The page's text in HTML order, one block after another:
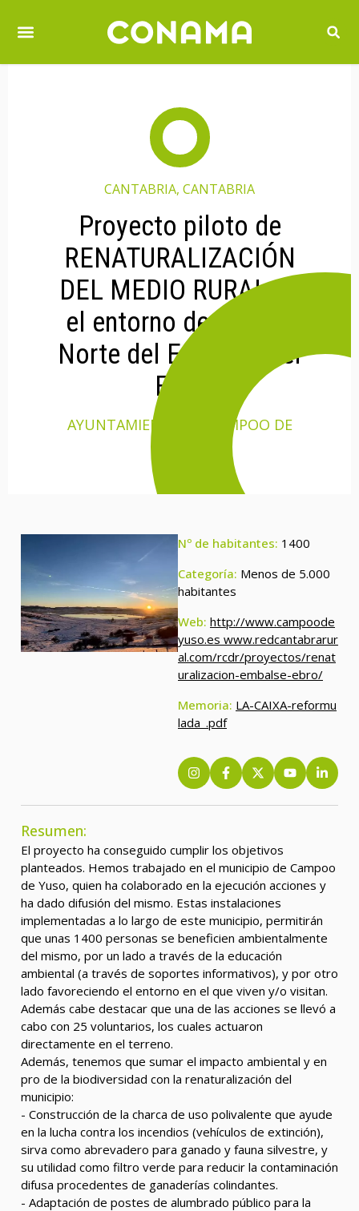
CANTABRIA, CANTABRIA
Proyecto piloto de
RENATURALIZACIÓN
DEL MEDIO RURAL en
el entorno de la zona
Norte del Embalse del
Ebro
AYUNTAMIENTO DE CAMPOO DE
Nº de habitantes: 1400
Categoría: Menos de 5.000
habitantes
Web: http://www.campoode
yuso.es www.redcantabrarur
al.com/rcdr/proyectos/renat
uralizacion-embalse-ebro/
Memoria: LA-CAIXA-reformu
lada_.pdf
Resumen:
El proyecto ha conseguido cumplir los objetivos
planteados. Hemos trabajado en el municipio de Campoo
de Yuso, quien ha colaborado en la ejecución acciones y
ha dado difusión del mismo. Estas instalaciones
implementadas a lo largo de este municipio, permitirán
que unas 1400 personas se beneficien ambientalmente
del mismo, por un lado a través de la educación
ambiental (a través de soportes informativos), y por otro
lado favoreciendo el entorno en el que viven y/o visitan.
Además cabe destacar que una de las acciones se llevó a
cabo con 25 voluntarios, los cuales actuaron
directamente en el terreno.
Además, tenemos que sumar el impacto ambiental y en
pro de la biodiversidad con la renaturalización del
municipio:
- Construcción de la charca de uso polivalente que ayude
en la lucha contra los incendios (vehículos de extinción),
sirva como abrevadero para ganado y fauna silvestre, y
su utilidad como filtro verde para reducir la contaminación
difusa procedentes de ganaderías colindantes.
- Adaptación de postes de alumbrado público para la